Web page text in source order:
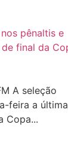
A seleção
feira a última
Copa...